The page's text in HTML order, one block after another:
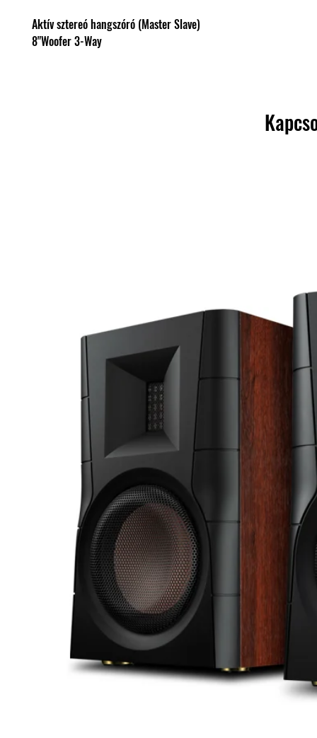
Aktív sztereó hangszóró (Master Slave)
8"Woofer 3-Way